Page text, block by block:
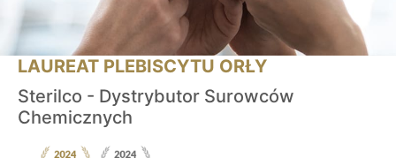
LAUREAT PLEBISCYTU ORŁY
Sterilco - Dystrybutor Surowców
Chemicznych